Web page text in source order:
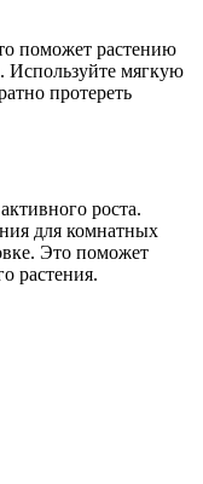
поможет растению
Используйте мягкую
протереть
роста.
для комнатных
Это поможет
растения.